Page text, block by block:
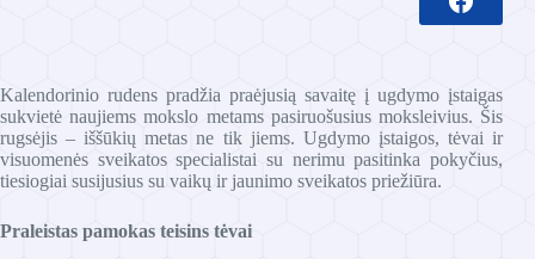
Kalendorinio rudens pradžia praėjusią savaitę į ugdymo įstaigas
sukvietė naujiems mokslo metams pasiruošusius moksleivius. Šis
rugsėjis – iššūkių metas ne tik jiems. Ugdymo įstaigos, tėvai ir
visuomenės sveikatos specialistai su nerimu pasitinka pokyčius,
tiesiogiai susijusius su vaikų ir jaunimo sveikatos priežiūra.
Praleistas pamokas teisins tėvai